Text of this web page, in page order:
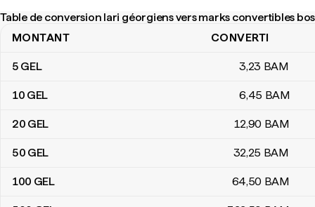
Table de conversion lari géorgiens vers marks convertibles
Table de conversion lari géorgiens vers marks convertibles
MONTANT CONVERTI
5 GEL 3,23 BAM
10 GEL 6,45 BAM
20 GEL 12,90 BAM
50 GEL 32,25 BAM
100 GEL 64,50 BAM